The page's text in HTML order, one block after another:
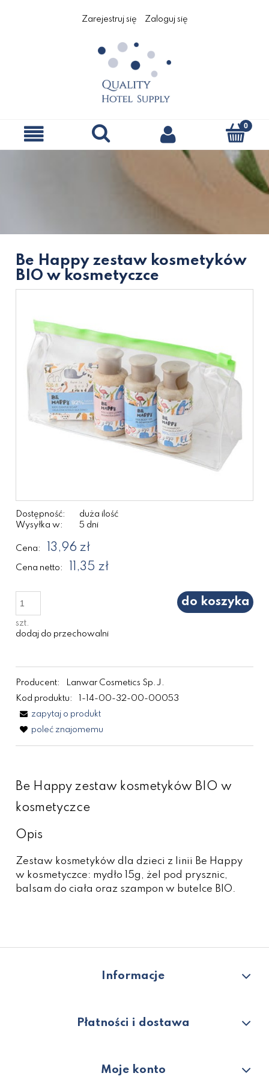
Zarejestruj się Zaloguj się
Be Happy zestaw kosmetyków
BIO w kosmetyczce
Dostępność:
duża ilość
Wysyłka w:
5 dni
Cena: 13,96 zł
Cena netto: 11,35 zł
szt.
do koszyka
dodaj do przechowalni
Producent:
Lanwar Cosmetics Sp.J.
Kod produktu:
1-14-00-32-00-00053
zapytaj o produkt
poleć znajomemu
Be Happy zestaw kosmetyków BIO w
kosmetyczce
Opis
Zestaw kosmetyków dla dzieci z linii Be Happy
w kosmetyczce: mydło 15g, żel pod prysznic,
balsam do ciała oraz szampon w butelce BIO.
Informacje
Płatności i dostawa
Moje konto